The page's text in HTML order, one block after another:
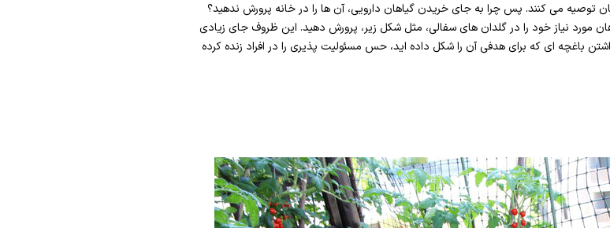
توصیه می کنند. پس چرا به جای خریدن گیاهان دارویی، آن ها را در خانه پرورش ندهید؟
مورد نیاز خود را در گلدان های سفالی، مثل شکل زیر، پرورش دهید. این ظروف جای زیادی
باغچه ای که برای هدفی آن را شکل داده اید، حس مسئولیت پذیری را در افراد زنده کرده